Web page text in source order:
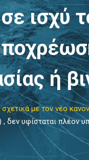
ισχύ
ή
σχετικά με τον νέο
υφίσταται πλέον